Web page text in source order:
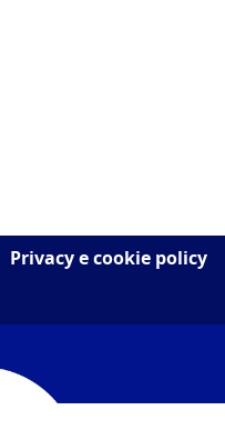
Privacy e cookie policy